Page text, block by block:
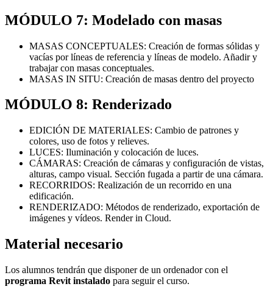
MÓDULO 7: Modelado con masas
MASAS CONCEPTUALES: Creación de formas sólidas y
vacías por líneas de referencia y líneas de modelo. Añadir y
trabajar con masas conceptuales.
MASAS IN SITU: Creación de masas dentro del proyecto
MÓDULO 8: Renderizado
​​​​​​EDICIÓN DE MATERIALES: Cambio de patrones y
colores, uso de fotos y relieves.
LUCES: Iluminación y colocación de luces.
CÁMARAS: Creación de cámaras y configuración de vistas,
alturas, campo visual. Sección fugada a partir de una cámara.
RECORRIDOS: Realización de un recorrido en una
edificación.
RENDERIZADO: Métodos de renderizado, exportación de
imágenes y vídeos. Render in Cloud.
Material necesario
Los alumnos tendrán que disponer de un ordenador con el
programa Revit instalado para seguir el curso.